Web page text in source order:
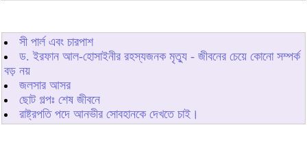
সী পার্ল এবং চারপাশ
ড. ইরফান আল-হোসাইনীর রহস্যজনক মৃত্যু - জীবনের চেয়ে কোনো সম্পর্ক
বড় নয়
জলসার আসর
ছোট গল্পঃ শেষ জীবনে
রাষ্ট্রপতি পদে আনভীর সোবহানকে দেখতে চাই।